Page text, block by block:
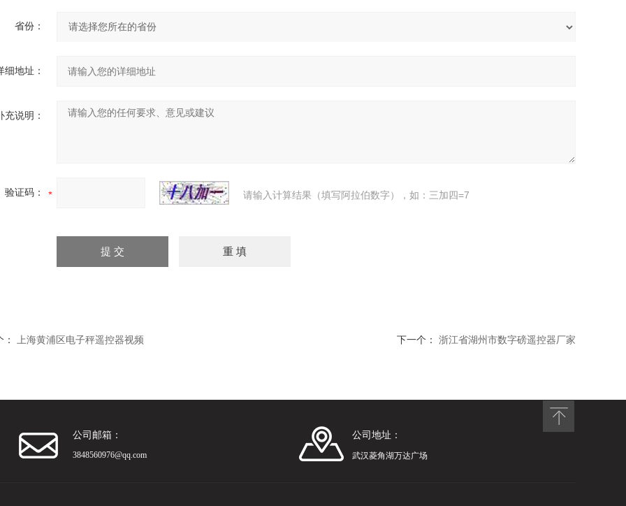
省份：
细地址：
充说明：
验证码： 请输入计算结果（填写阿拉伯数字），如：三加四=7
上海黄浦区电子秤遥控器视频 下一个： 浙江省湖州市数字磅遥控器厂家
公司邮箱：
3848560976@qq.com
公司地址：
武汉菱角湖万达广场